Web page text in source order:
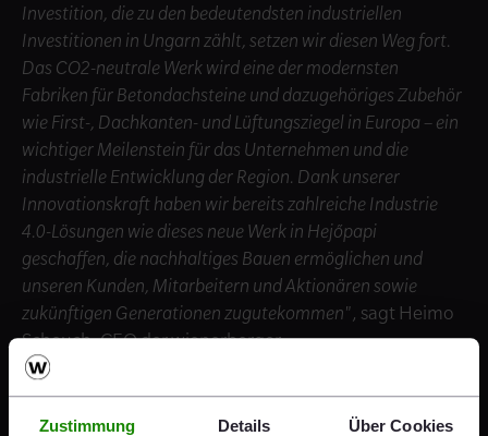
Zustimmung Details Über Cookies
Investition, die zu den bedeutendsten industriellen
Investitionen in Ungarn zählt, setzen wir diesen Weg fort.
Das CO2-neutrale Werk wird eine der modernsten
Fabriken für Betondachsteine und dazugehöriges Zubehör
wie First-, Dachkanten- und Lüftungsziegel in Europa – ein
wichtiger Meilenstein für das Unternehmen und die
industrielle Entwicklung der Region. Dank unserer
Innovationskraft haben wir bereits zahlreiche Industrie
4.0-Lösungen wie dieses neue Werk in Hejőpapi
geschaffen, die nachhaltiges Bauen ermöglichen und
unseren Kunden, Mitarbeitern und Aktionären sowie
zukünftigen Generationen zugutekommen", sagt Heimo
Scheuch, CEO der wienerberger.